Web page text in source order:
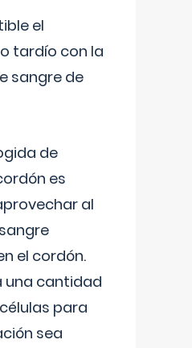
el
tardío con la
sangre de
de
es
al
el cordón.
una cantidad
para
sea